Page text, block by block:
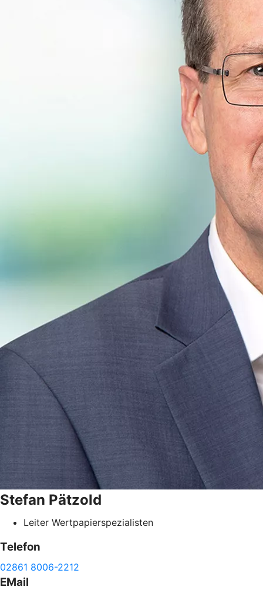
Stefan Pätzold
Leiter Wertpapierspezialisten
Telefon
02861 8006-2212
EMail